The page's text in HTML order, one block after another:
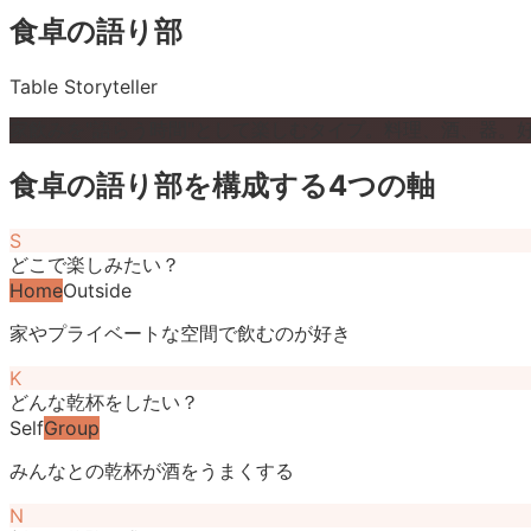
食卓の語り部
Table Storyteller
食卓の語り部を構成する4つの軸
S
どこで楽しみたい？
HomeOutside
家やプライベートな空間で飲むのが好き
K
どんな乾杯をしたい？
SelfGroup
みんなとの乾杯が酒をうまくする
N